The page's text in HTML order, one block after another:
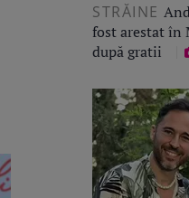
STRĂINE
fost arestat în
după gratii